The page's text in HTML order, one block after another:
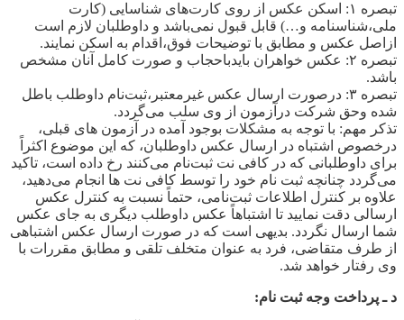
تبصره ۱: اسکن عکس از روی کارت‌های شناسایی (کارت
ملی،شناسنامه و…) قابل قبول نمی‌باشد و داوطلبان لازم است
ازاصل عکس و مطابق با توضیحات فوق،اقدام به اسکن نمایند.
تبصره ۲: عکس خواهران بایدباحجاب و صورت کامل آنان مشخص
باشد.
تبصره ۳: درصورت ارسال عکس غیرمعتبر،ثبت‌نام داوطلب باطل
شده وحق شرکت درآزمون از وی سلب می‌گردد.
تذکر مهم: با توجه به مشکلات بوجود آمده در آزمون های قبلی،
درخصوص اشتباه در ارسال عکس داوطلبان، که این موضوع اکثراً
برای داوطلبانی که در کافی نت ثبت‌نام می‌کنند رخ داده است، تاکید
می‌گردد چنانچه ثبت نام خود را توسط کافی نت ها انجام می‌دهید،
علاوه بر کنترل اطلاعات ثبت‌نامی، حتماً نسبت به کنترل عکس
ارسالی دقت نمایید تا اشتباهاً عکس داوطلب دیگری به جای عکس
شما ارسال نگردد. بدیهی است که در صورت ارسال عکس اشتباهی
از طرف متقاضی، فرد به عنوان متخلف تلقی و مطابق مقررات با
وی رفتار خواهد شد.
د ـ پرداخت وجه ثبت نام: